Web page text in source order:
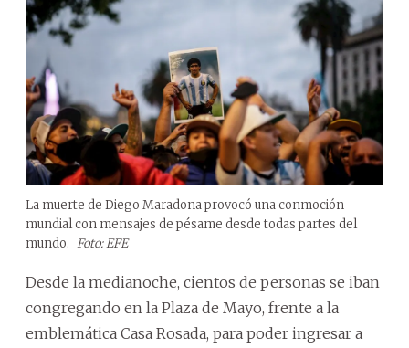
La muerte de Diego Maradona provocó una conmoción
mundial con mensajes de pésame desde todas partes del
mundo. Foto: EFE
Desde la medianoche, cientos de personas se iban
congregando en la Plaza de Mayo, frente a la
emblemática Casa Rosada, para poder ingresar a